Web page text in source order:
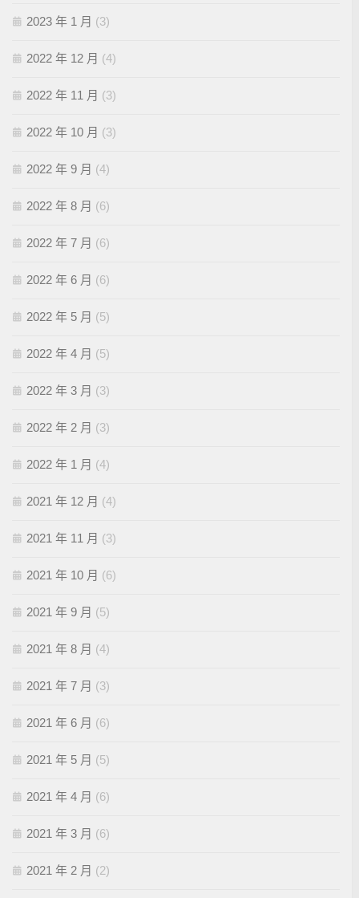
2023 年 1 月 (3)
2022 年 12 月 (4)
2022 年 11 月 (3)
2022 年 10 月 (3)
2022 年 9 月 (4)
2022 年 8 月 (6)
2022 年 7 月 (6)
2022 年 6 月 (6)
2022 年 5 月 (5)
2022 年 4 月 (5)
2022 年 3 月 (3)
2022 年 2 月 (3)
2022 年 1 月 (4)
2021 年 12 月 (4)
2021 年 11 月 (3)
2021 年 10 月 (6)
2021 年 9 月 (5)
2021 年 8 月 (4)
2021 年 7 月 (3)
2021 年 6 月 (6)
2021 年 5 月 (5)
2021 年 4 月 (6)
2021 年 3 月 (6)
2021 年 2 月 (2)